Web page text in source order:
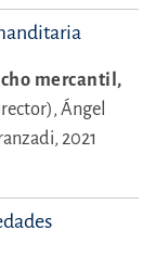
mercantil,
Ángel
2021